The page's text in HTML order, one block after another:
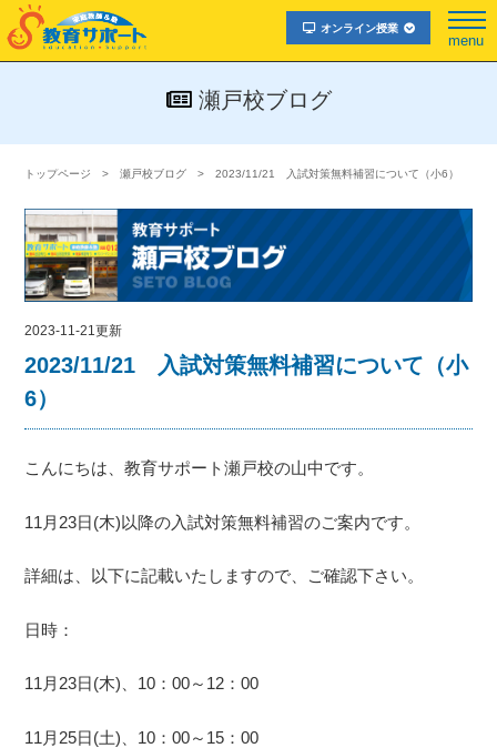
オンライン授業
menu
瀬戸校ブログ
トップページ 瀬戸校ブログ 2023/11/21 入試対策無料補習について（小6）
2023-11-21更新
2023/11/21 入試対策無料補習について（小
6）
こんにちは、教育サポート瀬戸校の山中です。
11月23日(木)以降の入試対策無料補習のご案内です。
詳細は、以下に記載いたしますので、ご確認下さい。
日時：
11月23日(木)、10：00～12：00
11月25日(土)、10：00～15：00